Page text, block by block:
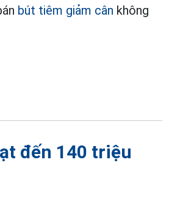
bút tiêm giảm cân không
đến 140 triệu